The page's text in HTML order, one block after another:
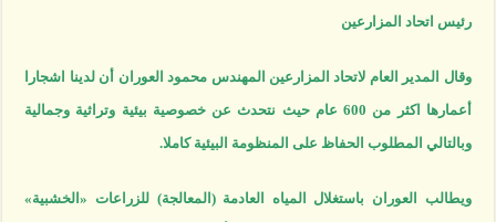
رئيس اتحاد المزارعين
وقال المدير العام لاتحاد المزارعين المهندس محمود العوران أن لدينا اشجارا
أعمارها اكثر من 600 عام حيث نتحدث عن خصوصية بيئية وتراثية وجمالية
وبالتالي المطلوب الحفاظ على المنظومة البيئية كاملا.
ويطالب العوران باستغلال المياه العادمة (المعالجة) للزراعات «الخشبية»